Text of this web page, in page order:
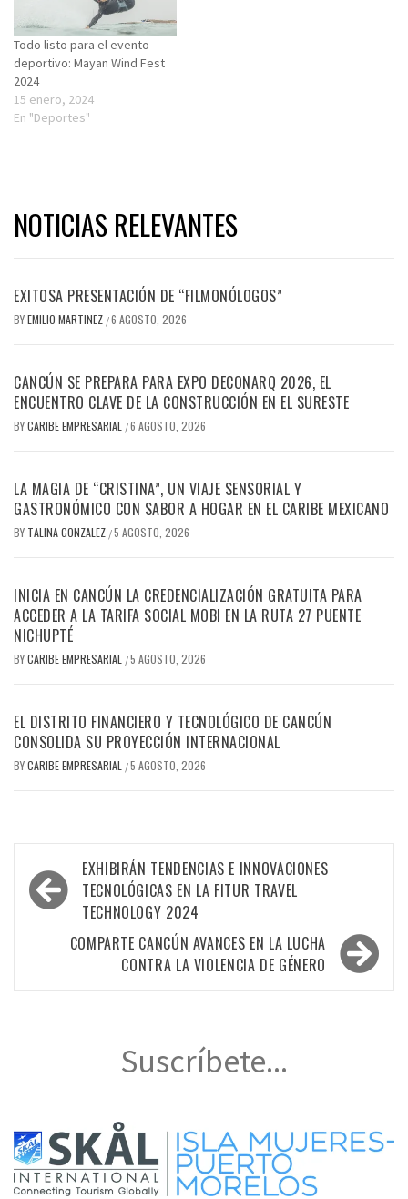
Todo listo para el evento
deportivo: Mayan Wind Fest
2024
15 enero, 2024
En "Deportes"
NOTICIAS RELEVANTES
EXITOSA PRESENTACIÓN DE “FILMONÓLOGOS”
BYEMILIO MARTINEZ /6 AGOSTO, 2026
CANCÚN SE PREPARA PARA EXPO DECONARQ 2026, EL
ENCUENTRO CLAVE DE LA CONSTRUCCIÓN EN EL SURESTE
BYCARIBE EMPRESARIAL /6 AGOSTO, 2026
LA MAGIA DE “CRISTINA”, UN VIAJE SENSORIAL Y
GASTRONÓMICO CON SABOR A HOGAR EN EL CARIBE MEXICANO
BY TALINA GONZALEZ /5 AGOSTO, 2026
INICIA EN CANCÚN LA CREDENCIALIZACIÓN GRATUITA PARA
ACCEDER A LA TARIFA SOCIAL MOBI EN LA RUTA 27 PUENTE
NICHUPTÉ
BYCARIBE EMPRESARIAL /5 AGOSTO, 2026
EL DISTRITO FINANCIERO Y TECNOLÓGICO DE CANCÚN
CONSOLIDA SU PROYECCIÓN INTERNACIONAL
BYCARIBE EMPRESARIAL /5 AGOSTO, 2026
Navegación
de
entradas
EXHIBIRÁN TENDENCIAS E INNOVACIONES
TECNOLÓGICAS EN LA FITUR TRAVEL
TECHNOLOGY 2024
COMPARTE CANCÚN AVANCES EN LA LUCHA
CONTRA LA VIOLENCIA DE GÉNERO
Suscríbete...